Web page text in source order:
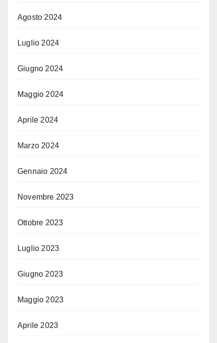
Agosto 2024
Luglio 2024
Giugno 2024
Maggio 2024
Aprile 2024
Marzo 2024
Gennaio 2024
Novembre 2023
Ottobre 2023
Luglio 2023
Giugno 2023
Maggio 2023
Aprile 2023